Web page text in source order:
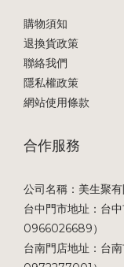
購物須知
退換貨政策
聯絡我們
隱私權政策
網站使用條款
合作服務
公司名稱：美生聚
台中門市地址：台
0966026689）
台南門店地址：台